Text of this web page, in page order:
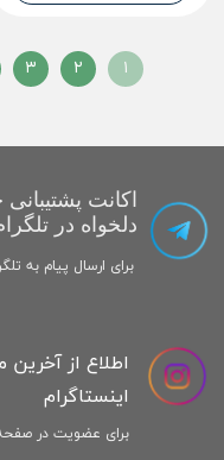
۱ ۲ ۳
اکانت
دلخواه در
برای ارسال پیام به
اطلاع از
اینستاگرام
برای عضویت در